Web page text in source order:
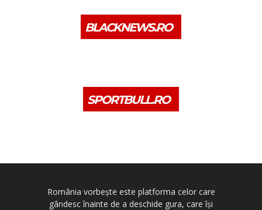
BLACKNEWS.RO
SPORTBULL.RO
România vorbește este platforma celor care
gândesc înainte de a deschide gura, care își